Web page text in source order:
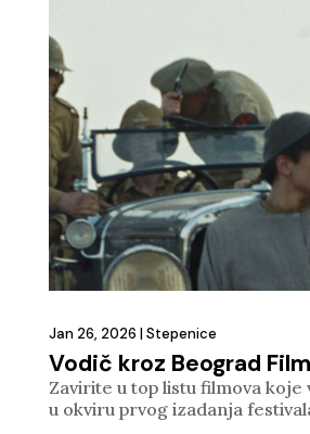
Vodič kroz Beograd
Jan 26, 2026 | Stepenice
Zavirite u top listu filmova
u okviru prvog izadanja